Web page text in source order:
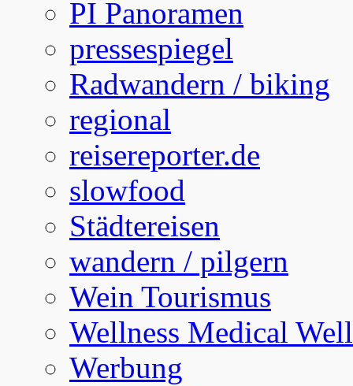
PI Panoramen
pressespiegel
Radwandern / biking
regional
reisereporter.de
slowfood
Städtereisen
wandern / pilgern
Wein Tourismus
Wellness Medical
Werbung